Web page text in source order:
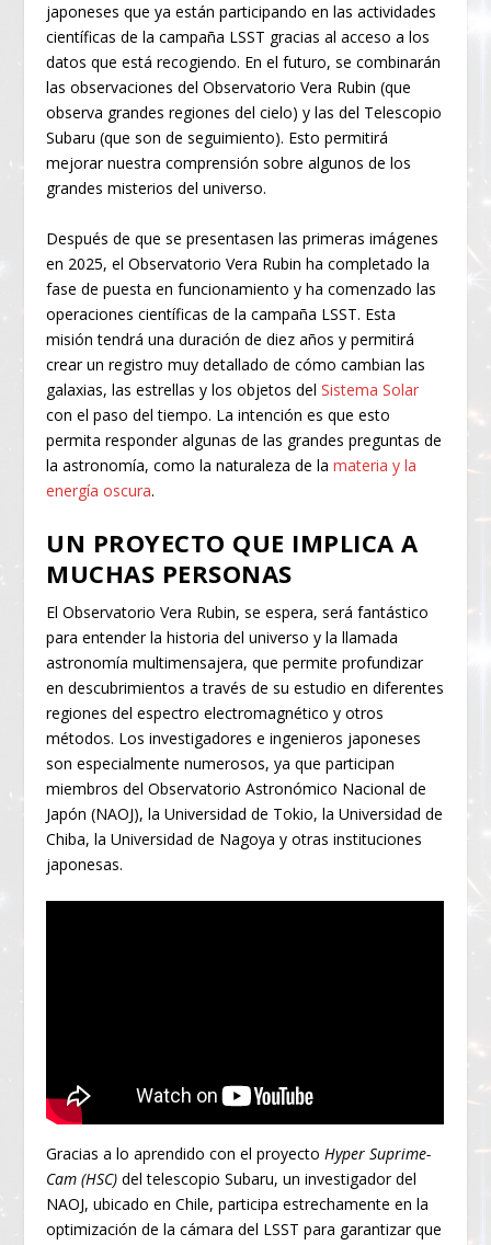
japoneses que ya están participando en las actividades
científicas de la campaña LSST gracias al acceso a los
datos que está recogiendo. En el futuro, se combinarán
las observaciones del Observatorio Vera Rubin (que
observa grandes regiones del cielo) y las del Telescopio
Subaru (que son de seguimiento). Esto permitirá
mejorar nuestra comprensión sobre algunos de los
grandes misterios del universo.
Después de que se presentasen las primeras imágenes
en 2025, el Observatorio Vera Rubin ha completado la
fase de puesta en funcionamiento y ha comenzado las
operaciones científicas de la campaña LSST. Esta
misión tendrá una duración de diez años y permitirá
crear un registro muy detallado de cómo cambian las
galaxias, las estrellas y los objetos delSistema Solar
con el paso del tiempo. La intención es que esto
permita responder algunas de las grandes preguntas de
la astronomía, como la naturaleza de lamateria y la
energía oscura.
UN PROYECTO QUE IMPLICA A
MUCHAS PERSONAS
El Observatorio Vera Rubin, se espera, será fantástico
para entender la historia del universo y la llamada
astronomía multimensajera, que permite profundizar
en descubrimientos a través de su estudio en diferentes
regiones del espectro electromagnético y otros
métodos. Los investigadores e ingenieros japoneses
son especialmente numerosos, ya que participan
miembros del Observatorio Astronómico Nacional de
Japón (NAOJ), la Universidad de Tokio, la Universidad de
Chiba, la Universidad de Nagoya y otras instituciones
japonesas.
Gracias a lo aprendido con el proyecto Hyper Suprime-
Cam (HSC) del telescopio Subaru, un investigador del
NAOJ, ubicado en Chile, participa estrechamente en la
optimización de la cámara del LSST para garantizar que